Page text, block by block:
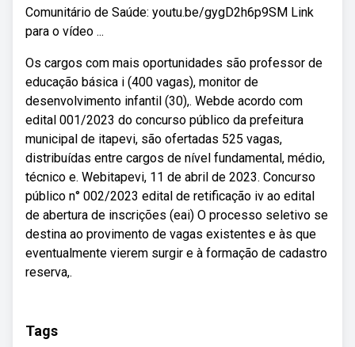
Comunitário de Saúde: youtu.be/gygD2h6p9SM Link
para o vídeo ...
Os cargos com mais oportunidades são professor de
educação básica i (400 vagas), monitor de
desenvolvimento infantil (30),. Webde acordo com
edital 001/2023 do concurso público da prefeitura
municipal de itapevi, são ofertadas 525 vagas,
distribuídas entre cargos de nível fundamental, médio,
técnico e. Webitapevi, 11 de abril de 2023. Concurso
público n° 002/2023 edital de retificação iv ao edital
de abertura de inscrições (eai) O processo seletivo se
destina ao provimento de vagas existentes e às que
eventualmente vierem surgir e à formação de cadastro
reserva,.
Tags